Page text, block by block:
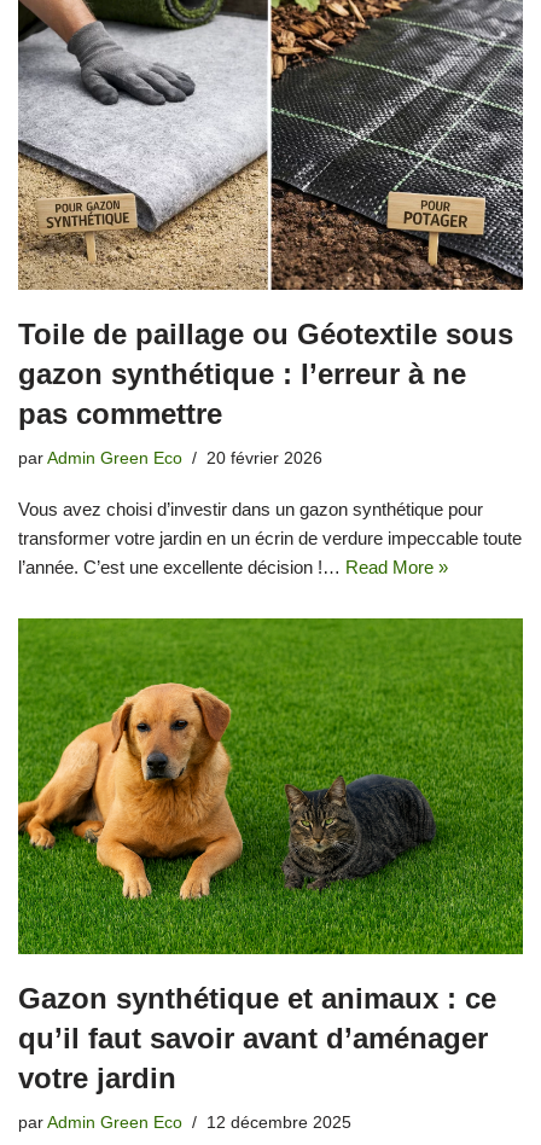
Toile de paillage ou Géotextile sous
gazon synthétique : l’erreur à ne
pas commettre
par Admin Green Eco 20 février 2026
Vous avez choisi d’investir dans un gazon synthétique pour
transformer votre jardin en un écrin de verdure impeccable toute
l’année. C’est une excellente décision !… Read More »
Gazon synthétique et animaux : ce
qu’il faut savoir avant d’aménager
votre jardin
par Admin Green Eco 12 décembre 2025